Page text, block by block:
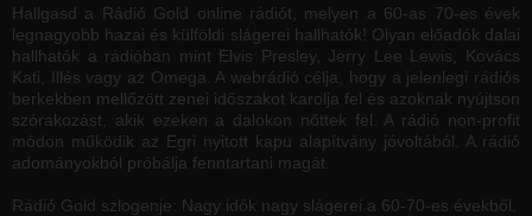
Hallgasd a Rádió Gold online rádiót, melyen a 60-as 70-es évek
legnagyobb hazai és külföldi slágerei hallhatók! Olyan előadók dalai
hallhatók a rádióban mint Elvis Presley, Jerry Lee Lewis, Kovács
Kati, Illés vagy az Omega. A webrádió célja, hogy a jelenlegi rádiós
berkekben mellőzött zenei időszakot karolja fel és azoknak nyújtson
szórakozást, akik ezeken a dalokon nőttek fel. A rádió non-profit
módon működik az Egri nyitott kapu alapítvány jóvoltából. A rádió
adományokból próbálja fenntartani magát.
Rádió Gold szlogenje: Nagy idők nagy slágerei a 60-70-es évekből.